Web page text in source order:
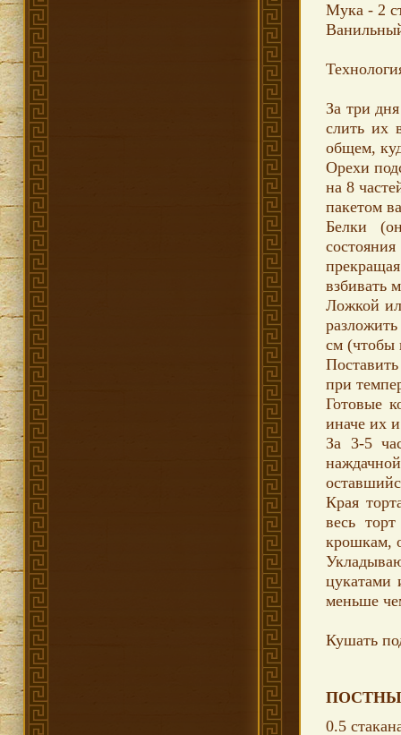
Мука - 2
За три
слить их
общем,
Орехи
на 8
пакетом
Белки
взбивать
Ложкой
см (чтобы
при
Готовые
иначе их
За 3-5
Края
весь
крошкам,
цукатами
меньше
Кушать
0.5